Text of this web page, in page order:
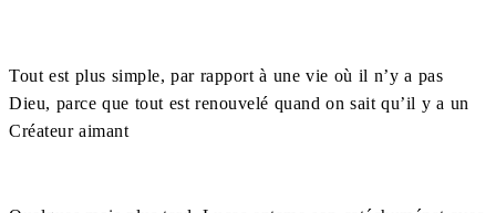
Tout est plus simple, par rapport à une vie où il n’y a pas
Dieu, parce que tout est renouvelé quand on sait qu’il y a un
Créateur aimant